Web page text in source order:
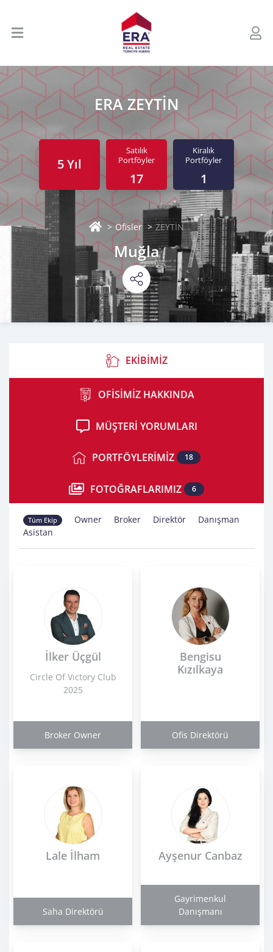
ERA ZEYTİN
5 Yıl
Satılık
Portföyler
17
Kiralık
Portföyler
1
Ofisler ZEYTİN
Muğla
Ekibimiz
EKİBİMİZ
Ofisimiz Hakkında
OFİSİMİZ HAKKINDA
Müşteri Yorumları
MÜŞTERİ YORUMLARI
Portföylerimiz
PORTFÖYLERİMİZ 18
Fotoğraflarımız
FOTOĞRAFLARIMIZ 6
Tüm Ekip Owner Broker Direktör
Danışman
Asistan
İlker Üçgül
Circle Of Vıctory Club
2025
Broker Owner
Bengisu
Kızılkaya
Ofis Direktörü
Lale İlham
Saha Direktörü
Ayşenur Canbaz
Gayrimenkul
Danışmanı